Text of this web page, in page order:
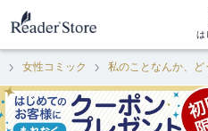
は
女性コミック 私のことなんか、ど